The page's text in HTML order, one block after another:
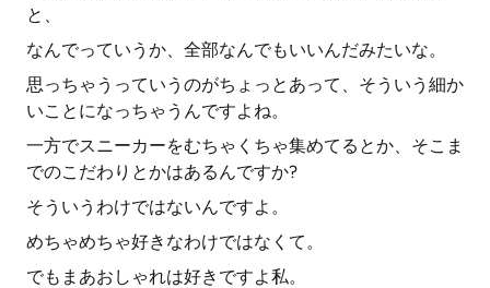
と、
なんでっていうか、全部なんでもいいんだみたいな。
思っちゃうっていうのがちょっとあって、そういう細か
いことになっちゃうんですよね。
一方でスニーカーをむちゃくちゃ集めてるとか、そこま
でのこだわりとかはあるんですか?
そういうわけではないんですよ。
めちゃめちゃ好きなわけではなくて。
でもまあおしゃれは好きですよ私。